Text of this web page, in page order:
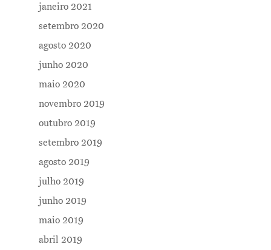
janeiro 2021
setembro 2020
agosto 2020
junho 2020
maio 2020
novembro 2019
outubro 2019
setembro 2019
agosto 2019
julho 2019
junho 2019
maio 2019
abril 2019